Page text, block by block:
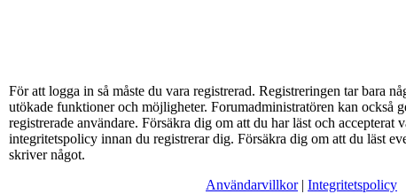
För att logga in så måste du vara registrerad. Registreringen tar bara
utökade funktioner och möjligheter. Forumadministratören kan också
registrerade användare. Försäkra dig om att du har läst och accepterat
integritetspolicy innan du registrerar dig. Försäkra dig om att du läst
skriver något.
Användarvillkor| Integritetspolicy